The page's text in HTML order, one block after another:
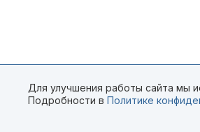
Для улучшения работы сайта мы
Подробности в Политике